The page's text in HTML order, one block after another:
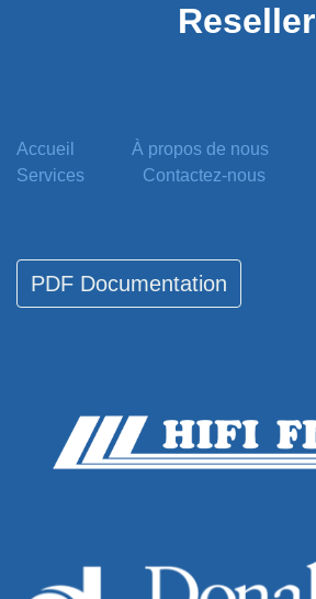
Reseller
Accueil À propos de nous
Services
Contactez-nous
PDF Documentation